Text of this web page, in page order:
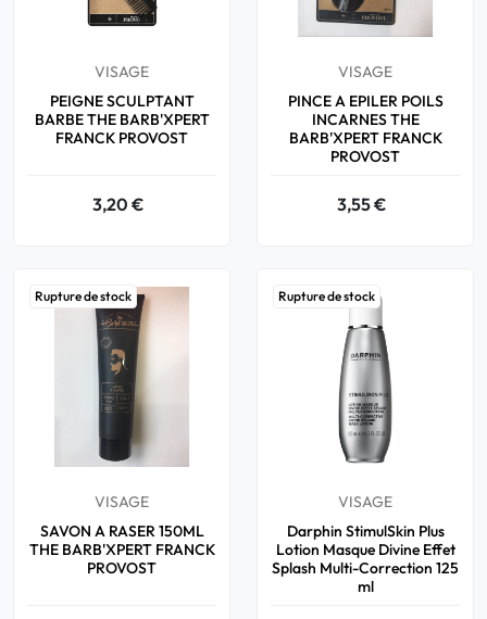
VISAGE
PEIGNE SCULPTANT
BARBE THE BARB'XPERT
FRANCK PROVOST
3,20 €
VISAGE
PINCE A EPILER POILS
INCARNES THE
BARB'XPERT FRANCK
PROVOST
3,55 €
Rupture de stock
VISAGE
SAVON A RASER 150ML
THE BARB'XPERT FRANCK
PROVOST
Rupture de stock
VISAGE
Darphin StimulSkin Plus
Lotion Masque Divine Effet
Splash Multi-Correction 125
ml